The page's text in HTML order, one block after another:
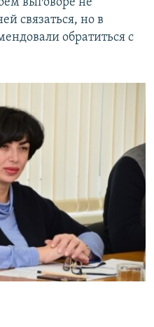
связаться, но в
обратиться с